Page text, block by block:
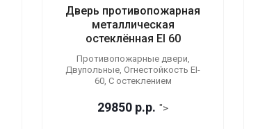
Дверь противопожарная
металлическая
остеклённая EI 60
Противопожарные двери,
Двупольные, Огнестойкость EI-
60, С остеклением
29850 р.р. ">